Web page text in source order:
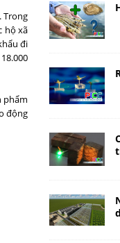
Trong
hộ xã
đi
phẩm
động